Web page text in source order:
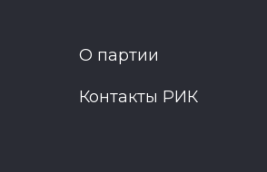
О партии
Контакты РИК